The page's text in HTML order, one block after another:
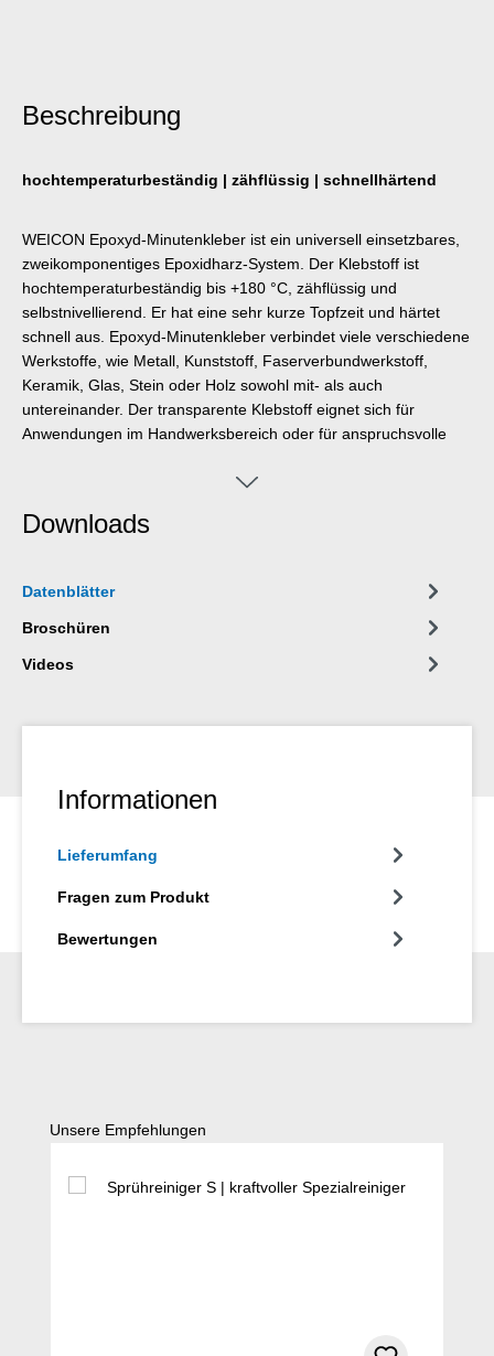
Beschreibung
hochtemperaturbeständig | zähflüssig | schnellhärtend
WEICON Epoxyd-Minutenkleber ist ein universell einsetzbares,
zweikomponentiges Epoxidharz-System. Der Klebstoff ist
hochtemperaturbeständig bis +180 °C, zähflüssig und
selbstnivellierend. Er hat eine sehr kurze Topfzeit und härtet
schnell aus. Epoxyd-Minutenkleber verbindet viele verschiedene
Werkstoffe, wie Metall, Kunststoff, Faserverbundwerkstoff,
Keramik, Glas, Stein oder Holz sowohl mit- als auch
untereinander. Der transparente Klebstoff eignet sich für
Anwendungen im Handwerksbereich oder für anspruchsvolle
für Arbeiten in der Konstruktion und der Montage zum Einsatz
Downloads
Datenblätter
Broschüren
Videos
Informationen
Lieferumfang
Fragen zum Produkt
Bewertungen
Produktgalerie überspringen
Unsere Empfehlungen